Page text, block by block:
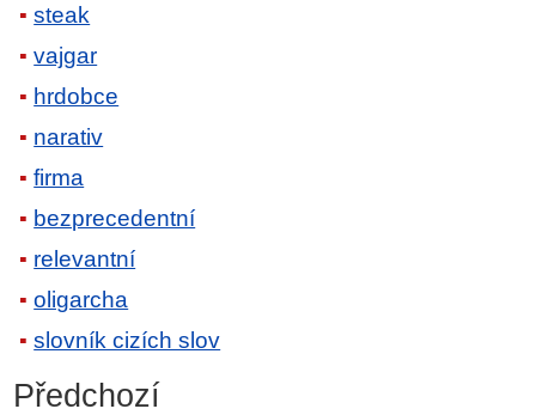
steak
vajgar
hrdobce
narativ
firma
bezprecedentní
relevantní
oligarcha
slovník cizích slov
Předchozí